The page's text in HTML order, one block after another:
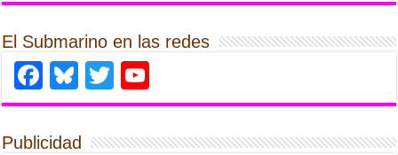
El Submarino en las redes
Facebook
Bluesky
Twitter
Publicidad